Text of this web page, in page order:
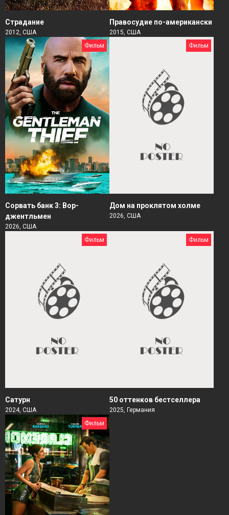
Страдание
2012, США
Правосудие по-американски
2015, США
Фильм
Сорвать банк 3: Вор-
джентльмен
2026, США
Фильм
Дом на проклятом холме
2026, США
Фильм
Сатурн
2024, США
Фильм
50 оттенков бестселлера
2025, Германия
Фильм